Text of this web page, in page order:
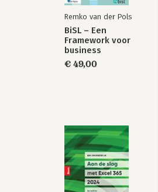
Remko van der Pols
BiSL – Een
Framework voor
business
€ 49,00